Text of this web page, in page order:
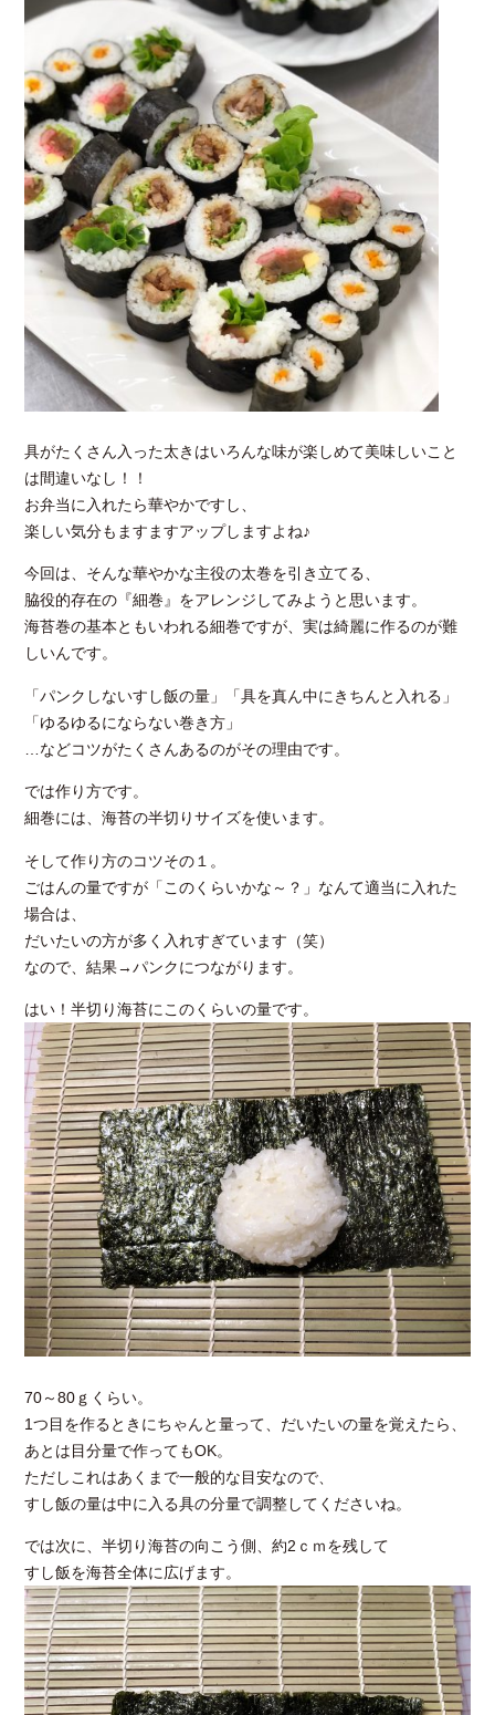
具がたくさん入った太きはいろんな味が楽しめて美味しいこと
は間違いなし！！
お弁当に入れたら華やかですし、
楽しい気分もますますアップしますよね♪
今回は、そんな華やかな主役の太巻を引き立てる、
脇役的存在の『細巻』をアレンジしてみようと思います。
海苔巻の基本ともいわれる細巻ですが、実は綺麗に作るのが難
しいんです。
「パンクしないすし飯の量」「具を真ん中にきちんと入れる」
「ゆるゆるにならない巻き方」
…などコツがたくさんあるのがその理由です。
では作り方です。
細巻には、海苔の半切りサイズを使います。
そして作り方のコツその１。
ごはんの量ですが「このくらいかな～？」なんて適当に入れた
場合は、
だいたいの方が多く入れすぎています（笑）
なので、結果→パンクにつながります。
はい！半切り海苔にこのくらいの量です。
70～80ｇくらい。
1つ目を作るときにちゃんと量って、だいたいの量を覚えたら、
あとは目分量で作ってもOK。
ただしこれはあくまで一般的な目安なので、
すし飯の量は中に入る具の分量で調整してくださいね。
では次に、半切り海苔の向こう側、約2ｃｍを残して
すし飯を海苔全体に広げます。